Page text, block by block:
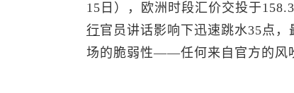
15日），欧洲时段汇价交投于
行官员讲话影响下迅速跳水35点
场的脆弱性——任何来自官方的风